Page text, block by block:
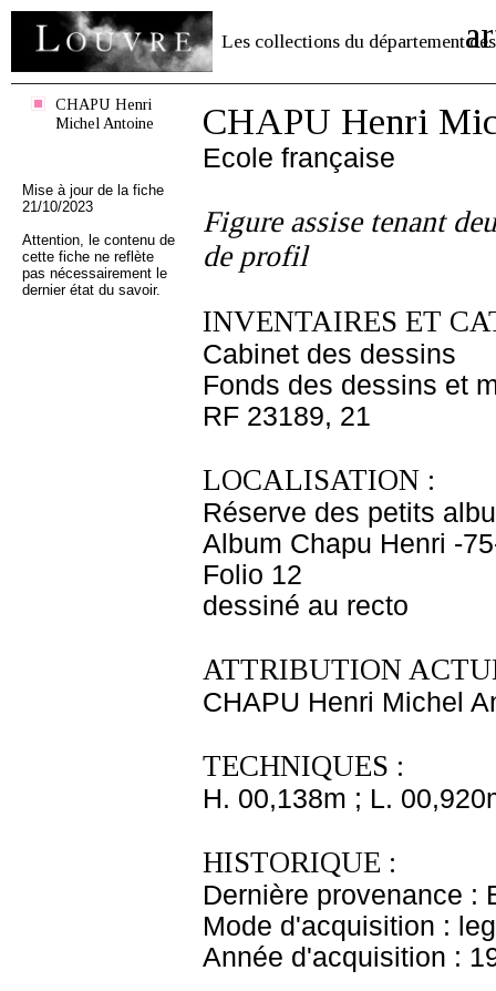
Les collections du département des
CHAPU Henri
Michel Antoine
Mise à jour de la fiche
21/10/2023
Attention, le contenu de
cette fiche ne reflète
pas nécessairement le
dernier état du savoir.
CHAPU Henri
Ecole française
Figure assise tenant
de profil
INVENTAIRES ET
Cabinet des dessins
Fonds des dessins et
RF 23189, 21
LOCALISATION :
Réserve des petits
Album Chapu Henri -
Folio 12
dessiné au recto
ATTRIBUTION
CHAPU Henri Michel
TECHNIQUES :
H. 00,138m ; L.
HISTORIQUE :
Dernière provenance :
Mode d'acquisition :
Année d'acquisition :